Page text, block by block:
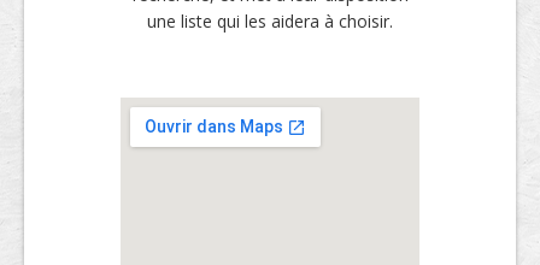
une liste qui les aidera à choisir.